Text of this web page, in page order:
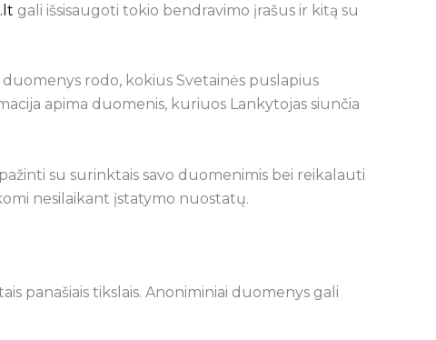
gali išsisaugoti tokio bendravimo įrašus ir kitą su
rodo, kokius Svetainės puslapius
apima duomenis, kuriuos Lankytojas siunčia
su surinktais savo duomenimis bei reikalauti
nesilaikant įstatymo nuostatų.
panašiais tikslais. Anoniminiai duomenys gali